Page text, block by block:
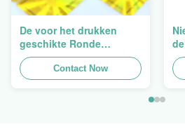
De voor het drukken
geschikte Ronde
Verpakkende
Holografische
Zelfklevende Bladen van
Contact Now